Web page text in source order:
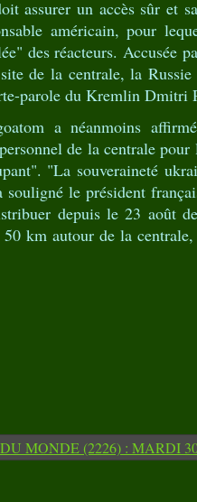
assurer un accès sûr et
américain, pour
des réacteurs. Accusée
de la centrale, la
parole du Kremlin Dmitri
a néanmoins
de la centrale pour
"La souveraineté
souligné le président
depuis le 23 août
km autour de la